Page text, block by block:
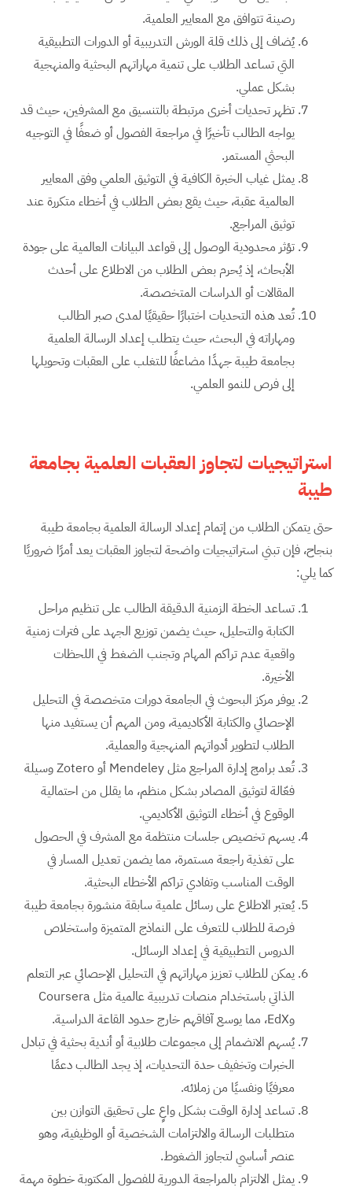
رصينة تتوافق مع المعايير العلمية.
يُضاف إلى ذلك قلة الورش التدريبية أو الدورات التطبيقية
التي تساعد الطلاب على تنمية مهاراتهم البحثية والمنهجية
بشكل عملي.
تظهر تحديات أخرى مرتبطة بالتنسيق مع المشرفين، حيث قد
يواجه الطالب تأخيرًا في مراجعة الفصول أو ضعفًا في التوجيه
البحثي المستمر.
يمثل غياب الخبرة الكافية في التوثيق العلمي وفق المعايير
العالمية عقبة، حيث يقع بعض الطلاب في أخطاء متكررة عند
توثيق المراجع.
تؤثر محدودية الوصول إلى قواعد البيانات العالمية على جودة
الأبحاث، إذ يُحرم بعض الطلاب من الاطلاع على أحدث
المقالات أو الدراسات المتخصصة.
تُعد هذه التحديات اختبارًا حقيقيًا لمدى صبر الطالب
ومهاراته في البحث، حيث يتطلب إعداد الرسالة العلمية
بجامعة طيبة جهدًا مضاعفًا للتغلب على العقبات وتحويلها
إلى فرص للنمو العلمي.
استراتيجيات لتجاوز العقبات العلمية بجامعة
طيبة
حتى يتمكن الطلاب من إتمام إعداد الرسالة العلمية بجامعة طيبة
بنجاح، فإن تبني استراتيجيات واضحة لتجاوز العقبات يعد أمرًا ضروريًا
كما يلي:
تساعد الخطة الزمنية الدقيقة الطالب على تنظيم مراحل
الكتابة والتحليل، حيث يضمن توزيع الجهد على فترات زمنية
واقعية عدم تراكم المهام وتجنب الضغط في اللحظات
الأخيرة.
يوفر مركز البحوث في الجامعة دورات متخصصة في التحليل
الإحصائي والكتابة الأكاديمية، ومن المهم أن يستفيد منها
الطلاب لتطوير أدواتهم المنهجية والعملية.
تُعد برامج إدارة المراجع مثل Mendeley أو Zotero وسيلة
فعّالة لتوثيق المصادر بشكل منظم، ما يقلل من احتمالية
الوقوع في أخطاء التوثيق الأكاديمي.
يسهم تخصيص جلسات منتظمة مع المشرف في الحصول
على تغذية راجعة مستمرة، مما يضمن تعديل المسار في
الوقت المناسب وتفادي تراكم الأخطاء البحثية.
يُعتبر الاطلاع على رسائل علمية سابقة منشورة بجامعة طيبة
فرصة للطلاب للتعرف على النماذج المتميزة واستخلاص
الدروس التطبيقية في إعداد الرسائل.
يمكن للطلاب تعزيز مهاراتهم في التحليل الإحصائي عبر التعلم
الذاتي باستخدام منصات تدريبية عالمية مثل Coursera
وEdX، مما يوسع آفاقهم خارج حدود القاعة الدراسية.
يُسهم الانضمام إلى مجموعات طلابية أو أندية بحثية في تبادل
الخبرات وتخفيف حدة التحديات، إذ يجد الطالب دعمًا
معرفيًا ونفسيًا من زملائه.
تساعد إدارة الوقت بشكل واعٍ على تحقيق التوازن بين
متطلبات الرسالة والالتزامات الشخصية أو الوظيفية، وهو
عنصر أساسي لتجاوز الضغوط.
يمثل الالتزام بالمراجعة الدورية للفصول المكتوبة خطوة مهمة